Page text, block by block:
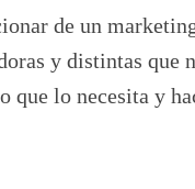
de un
y distintas que
que lo necesita y